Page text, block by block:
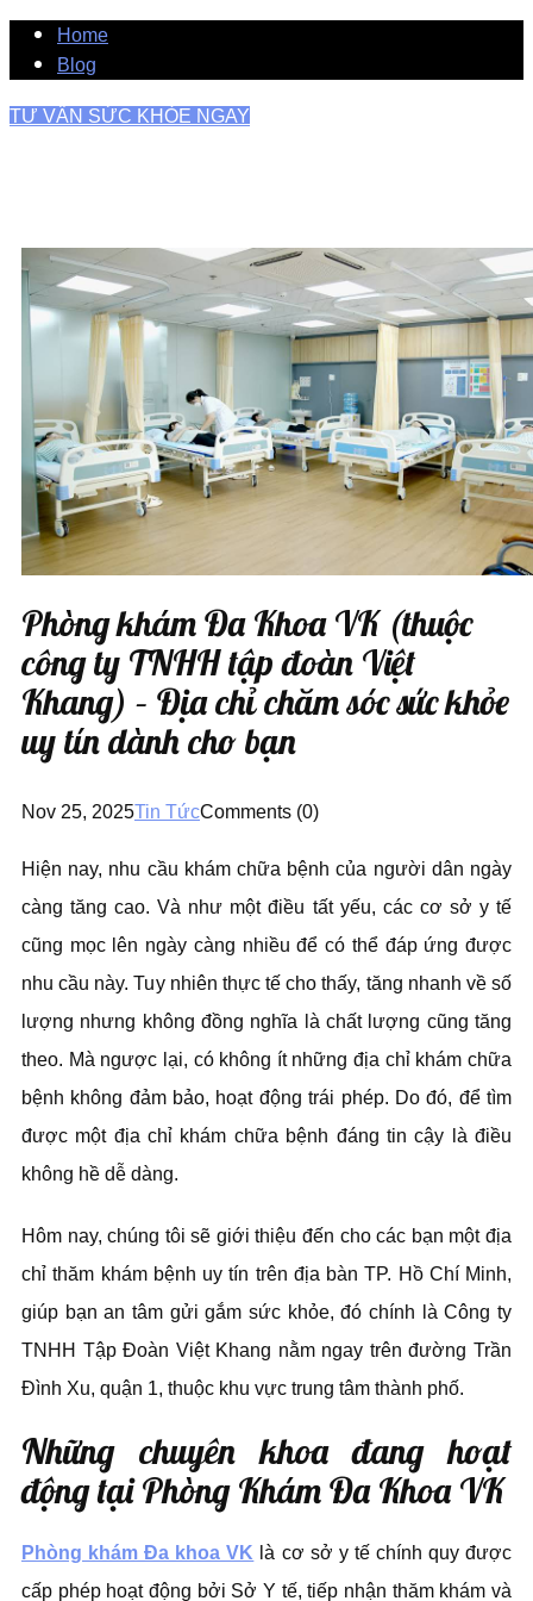
Home
Blog
TƯ VẤN SỨC KHỎE NGAY
Phòng khám Đa Khoa VK (thuộc
công ty TNHH tập đoàn Việt
Khang) – Địa chỉ chăm sóc sức khỏe
uy tín dành cho bạn
Nov 25, 2025Tin TứcComments (0)
Hiện nay, nhu cầu khám chữa bệnh của người dân ngày
càng tăng cao. Và như một điều tất yếu, các cơ sở y tế
cũng mọc lên ngày càng nhiều để có thể đáp ứng được
nhu cầu này. Tuy nhiên thực tế cho thấy, tăng nhanh về số
lượng nhưng không đồng nghĩa là chất lượng cũng tăng
theo. Mà ngược lại, có không ít những địa chỉ khám chữa
bệnh không đảm bảo, hoạt động trái phép. Do đó, để tìm
được một địa chỉ khám chữa bệnh đáng tin cậy là điều
không hề dễ dàng.
Hôm nay, chúng tôi sẽ giới thiệu đến cho các bạn một địa
chỉ thăm khám bệnh uy tín trên địa bàn TP. Hồ Chí Minh,
giúp bạn an tâm gửi gắm sức khỏe, đó chính là Công ty
TNHH Tập Đoàn Việt Khang nằm ngay trên đường Trần
Đình Xu, quận 1, thuộc khu vực trung tâm thành phố.
Những chuyên khoa đang hoạt
động tại Phòng Khám Đa Khoa VK
Phòng khám Đa khoa VK là cơ sở y tế chính quy được
cấp phép hoạt động bởi Sở Y tế, tiếp nhận thăm khám và